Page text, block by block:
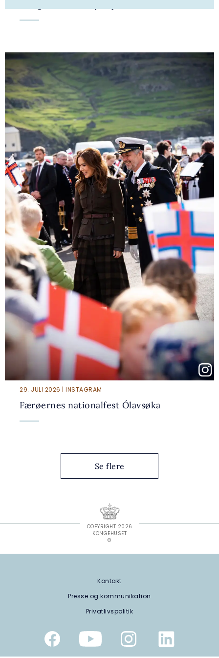
29. JULI 2026 | INSTAGRAM
Færøernes nationalfest Ólavsøka
Se flere
COPYRIGHT 2026
KONGEHUSET
©
Kontakt
Presse og kommunikation
Privatlivspolitik